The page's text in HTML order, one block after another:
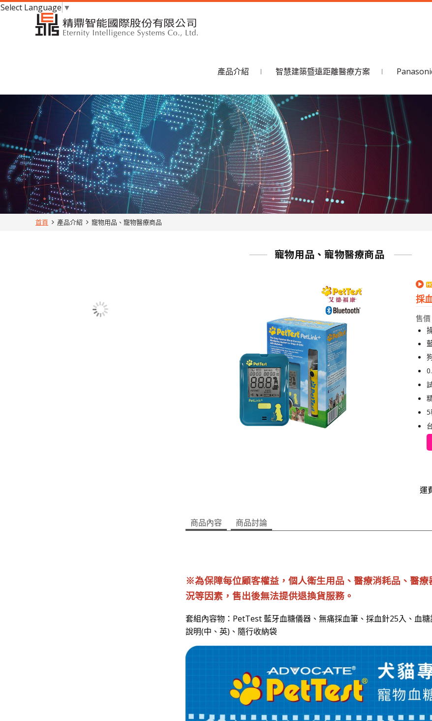
Select Language ▼
產品介紹 智慧建築暨遠距離醫療方案
首頁 產品介紹 寵物用品、寵物醫療商品
寵物用品、寵物醫療商品
採
售
5
運
商品內容 商品討論
※為保障每位顧客權益，個人衛生用品、醫療消耗品、醫
況等因素，售出後無法提供退換貨服務。
套組內容物：PetTest 藍牙血糖儀器、無痛採血筆、採血針25入、血
說明(中、英)、隨行收納袋